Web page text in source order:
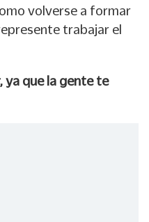
volverse a formar
trabajar el
ya que la gente te